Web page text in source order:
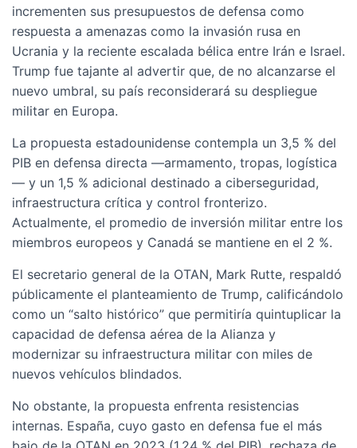
incrementen sus presupuestos de defensa como
respuesta a amenazas como la invasión rusa en
Ucrania y la reciente escalada bélica entre Irán e Israel.
Trump fue tajante al advertir que, de no alcanzarse el
nuevo umbral, su país reconsiderará su despliegue
militar en Europa.
La propuesta estadounidense contempla un 3,5 % del
PIB en defensa directa —armamento, tropas, logística
— y un 1,5 % adicional destinado a ciberseguridad,
infraestructura crítica y control fronterizo.
Actualmente, el promedio de inversión militar entre los
miembros europeos y Canadá se mantiene en el 2 %.
El secretario general de la OTAN, Mark Rutte, respaldó
públicamente el planteamiento de Trump, calificándolo
como un “salto histórico” que permitiría quintuplicar la
capacidad de defensa aérea de la Alianza y
modernizar su infraestructura militar con miles de
nuevos vehículos blindados.
No obstante, la propuesta enfrenta resistencias
internas. España, cuyo gasto en defensa fue el más